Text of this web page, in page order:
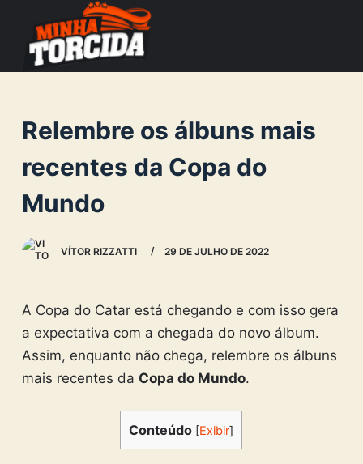
o
e
Relembre os álbuns mais
recentes da Copa do
Mundo
VÍTOR RIZZATTI 29 DE JULHO DE 2022
A Copa do Catar está chegando e com isso gera
a expectativa com a chegada do novo álbum.
Assim, enquanto não chega, relembre os álbuns
mais recentes da Copa do Mundo.
Conteúdo [Exibir]